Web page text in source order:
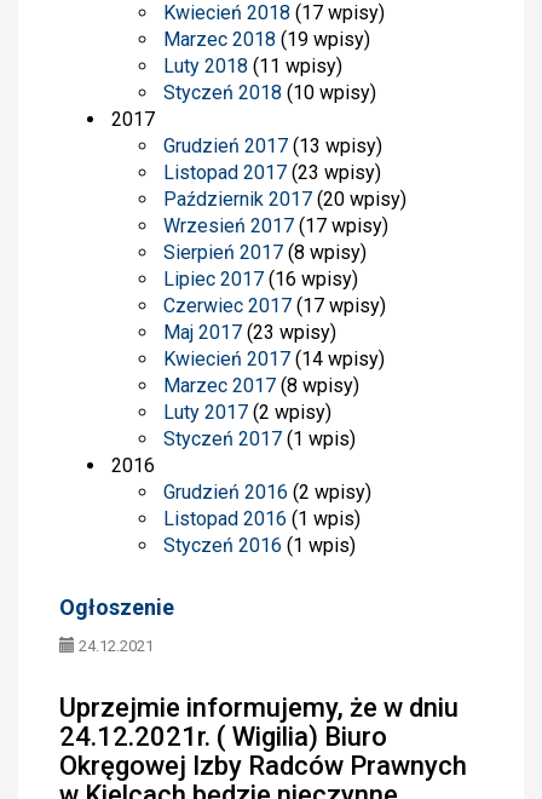
Kwiecień 2018 (17 wpisy)
Marzec 2018 (19 wpisy)
Luty 2018 (11 wpisy)
Styczeń 2018 (10 wpisy)
2017
Grudzień 2017 (13 wpisy)
Listopad 2017 (23 wpisy)
Październik 2017 (20 wpisy)
Wrzesień 2017 (17 wpisy)
Sierpień 2017 (8 wpisy)
Lipiec 2017 (16 wpisy)
Czerwiec 2017 (17 wpisy)
Maj 2017 (23 wpisy)
Kwiecień 2017 (14 wpisy)
Marzec 2017 (8 wpisy)
Luty 2017 (2 wpisy)
Styczeń 2017 (1 wpis)
2016
Grudzień 2016 (2 wpisy)
Listopad 2016 (1 wpis)
Styczeń 2016 (1 wpis)
Ogłoszenie
24.12.2021
Uprzejmie informujemy, że w dniu
24.12.2021r. ( Wigilia) Biuro
Okręgowej Izby Radców Prawnych